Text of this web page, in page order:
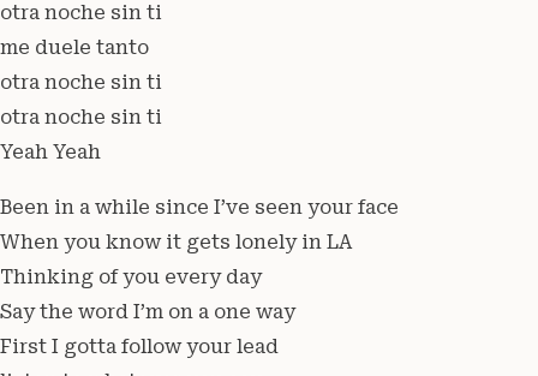
otra noche sin ti
me duele tanto
otra noche sin ti
otra noche sin ti
Yeah Yeah
Been in a while since I’ve seen your face
When you know it gets lonely in LA
Thinking of you every day
Say the word I’m on a one way
First I gotta follow your lead